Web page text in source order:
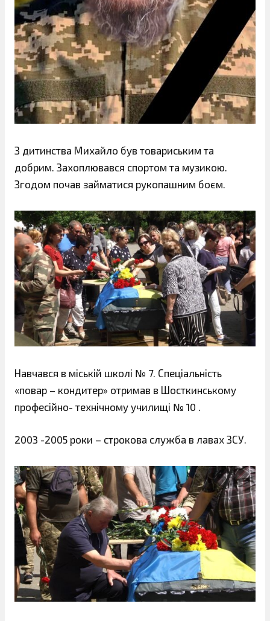
З дитинства Михайло був товариським та
добрим. Захоплювався спортом та музикою.
Згодом почав займатися рукопашним боєм.
Навчався в міській школі № 7. Спеціальність
«повар – кондитер» отримав в Шосткинському
професійно- технічному училищі № 10 .
2003 -2005 роки – строкова служба в лавах ЗСУ.